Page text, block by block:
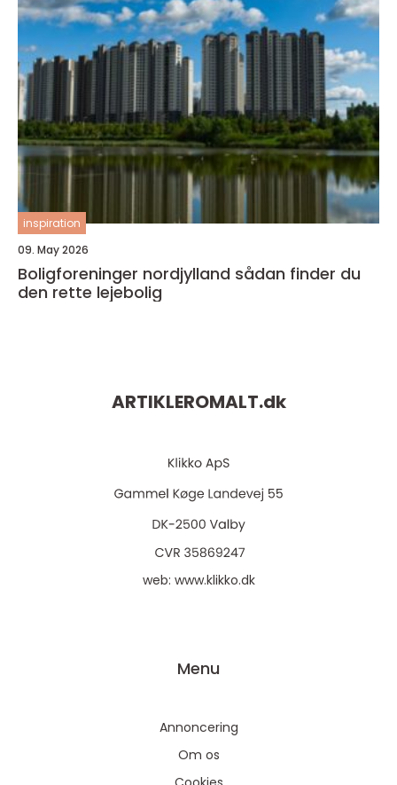
inspiration
09. May 2026
Boligforeninger nordjylland sådan finder du
den rette lejebolig
ARTIKLEROMALT.dk
web: www.klikko.dk
Menu
Annoncering
Om os